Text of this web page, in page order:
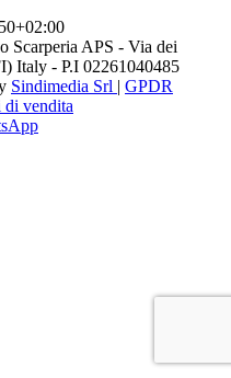
APS - Via dei
Italy - P.I 02261040485
Sindimedia Srl | GPDR
vendita